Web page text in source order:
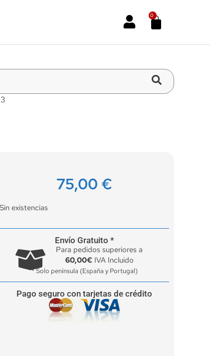
0
75,00 €
Sin existencias
Envío Gratuito *
Para pedidos superiores a
60,00€IVA Incluido
* Solo península (España y Portugal)
Pago seguro con tarjetas de crédito